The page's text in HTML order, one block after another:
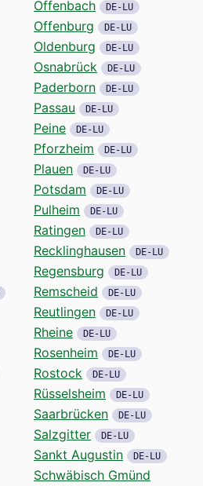
Offenbach DE-LU
Offenburg DE-LU
Oldenburg DE-LU
Osnabrück DE-LU
Paderborn DE-LU
Passau DE-LU
Peine DE-LU
Pforzheim DE-LU
Plauen DE-LU
Potsdam DE-LU
Pulheim DE-LU
Ratingen DE-LU
Recklinghausen DE-LU
Regensburg DE-LU
Remscheid DE-LU
Reutlingen DE-LU
Rheine DE-LU
Rosenheim DE-LU
Rostock DE-LU
Rüsselsheim DE-LU
Saarbrücken DE-LU
Salzgitter DE-LU
Sankt Augustin DE-LU
Schwäbisch Gmünd